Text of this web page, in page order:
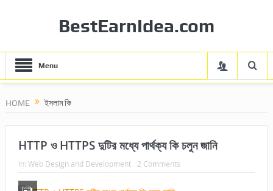
BestEarnIdea.com
Menu
HOME ইসলাম কি
HTTP ও HTTPS দুটির মধ্যে পার্থক্য কি চলুন জানি
In: Web Design and Development 2 Comments